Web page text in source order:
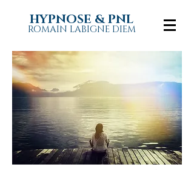
HYPNOSE & PNL
ROMAIN LABIGNE DIEM